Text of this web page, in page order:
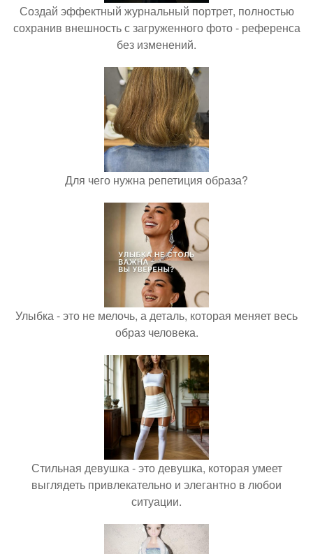
Создай эффектный журнальный портрет, полностью
сохранив внешность с загруженного фото - референса
без изменений.
Для чего нужна репетиция образа?
Улыбка - это не мелочь, а деталь, которая меняет весь
образ человека.
Стильная девушка - это девушка, которая умеет
выглядеть привлекательно и элегантно в любои
ситуации.